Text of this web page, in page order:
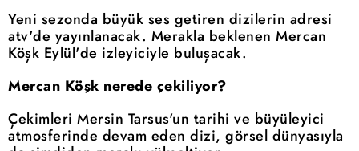
Yeni sezonda büyük ses getiren dizilerin adresi
atv'de yayınlanacak. Merakla beklenen Mercan
Köşk Eylül'de izleyiciyle buluşacak.
Mercan Köşk nerede çekiliyor?
Çekimleri Mersin Tarsus'un tarihi ve büyüleyici
atmosferinde devam eden dizi, görsel dünyasıyla